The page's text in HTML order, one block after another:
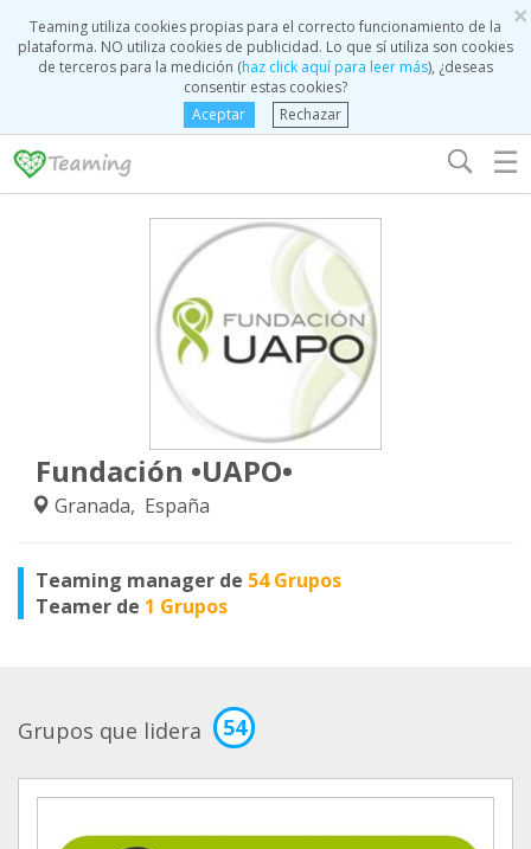
×
Teaming utiliza cookies propias para el correcto funcionamiento de la
plataforma. NO utiliza cookies de publicidad. Lo que sí utiliza son cookies
de terceros para la medición (haz click aquí para leer más), ¿deseas
consentir estas cookies?
Aceptar
Rechazar
☰
Fundación •UAPO•
Granada, España
Teaming manager de 54 Grupos
Teamer de 1 Grupos
Grupos que lidera 54